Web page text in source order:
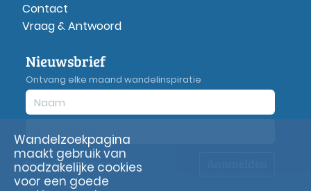
Contact
Vraag & Antwoord
Nieuwsbrief
Ontvang elke maand wandelinspiratie
Privacyverklaring
Wandelzoekpagina
maakt gebruik van
noodzakelijke cookies
voor een goede